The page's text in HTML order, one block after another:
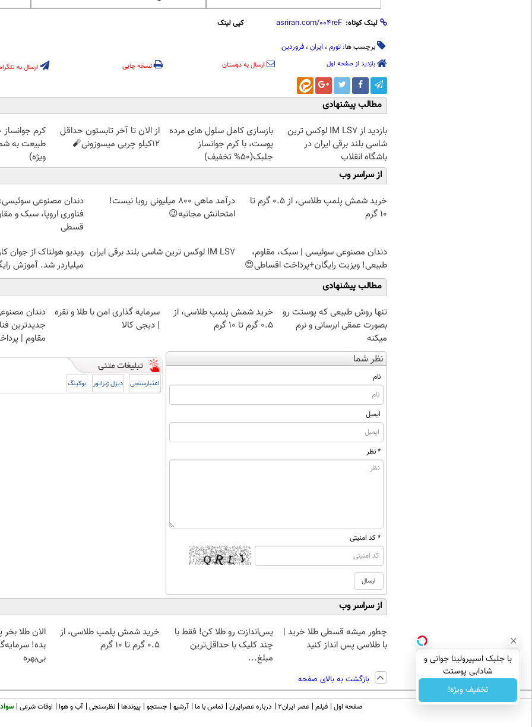
لینک کوتاه: کپی لینک
برچسب ها: تورم ، ایران ، فروردین
بازدید از صفحه اول ارسال به دوستان نسخه چاپی ارسال به
مطالب پیشنهادی
بازدید از IM LS7 لوکس ترین
شاسی بلند برقی ایران در
باشگاه انقلاب
بازسازی کامل سلول های مرده
پوست، با کرم جوانساز
جلبک(50% تخفیف)
از الان تا آخر تابستون حداقل
12کیلو چربی میسوزونی🧨
کرم
طبیعت به
ویژه)
از سراسر وب
خرید شمش پلمپ طلاسی، از ۰.۵ گرم تا
۱۰ گرم
درآمد ماهی 800 میلیونی رویا نیست!
امتحانش مجانیه😉
دندان مصنوعی
فناوری اروپا، سبک و
قسطی
دندان مصنوعی سوئیسی | سبک، مقاوم،
طبیعی! ویزیت رایگان+پرداخت اقساطی😍
IM LS7 لوکس ترین شاسی بلند برقی ایران
ویدیو هولناک از جوان
میلیاردر شد. آموزش
مطالب پیشنهادی
تنها روش طبیعی که پوستت رو
بصورت عمقی ابرسانی و نرم
میکنه
خرید شمش پلمپ طلاسی، از
۰.۵ گرم تا ۱۰ گرم
سرمایه گذاری امن با طلا و نقره
| دیجی کالا
دندان
جدیدترین
مقاوم |
نظر شما
نام
ایمیل
* نظر
* کد امنیتی
اعتبارسنجی دیزل ژنراتور بوکینگ
از سراسر وب
چطور میشه قسطی طلا خرید |
با طلاسی پس انداز کنید
پس‌اندازت رو طلا کن! فقط با
چند کلیک با حداقل‌ترین
مبلغ...
خرید شمش پلمپ طلاسی، از
۰.۵ گرم تا ۱۰ گرم
بده!
بی‌بهره
بازگشت به بالای صفحه
با جلبک اسپیرولینا جوانی و
شادابی پوستت
تضمینه50%تخفیف
تخفیف ویژه!
صفحه اول فیلم عصر ایران۲ درباره عصرایران تماس با ما آرشیو جستجو پیوندها نظرسنجی آب و هوا اوقات شرعی